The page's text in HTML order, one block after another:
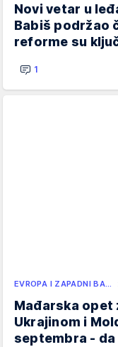
Novi vetar u
Babiš podržao
reforme su
1
EVROPA I ZAPADNI BA…
Mađarska opet
Ukrajinom i
septembra -